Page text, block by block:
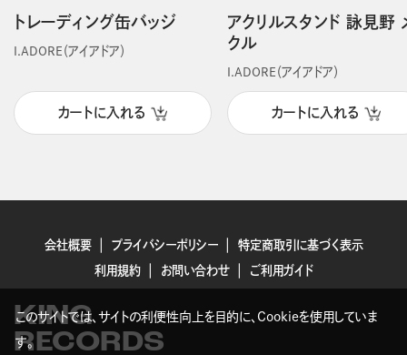
トレーディング缶バッジ
I.ADORE（アイアドア）
カートに入れる
アクリルスタンド 詠見野
クル
I.ADORE（アイアドア）
カートに入れる
会社概要 プライバシーポリシー
特定商取引に基づく表示
利用規約
お問い合わせ ご利用ガイド
KING
RECORDS
このサイトでは、サイトの利便性向上を目的に、Cookieを使用していま
す。